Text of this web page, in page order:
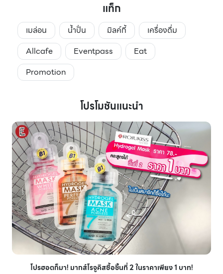
แท็ก
เมล่อน น้ำปั่น มิลค์กี้
เครื่องดื่ม
Allcafe
Eventpass
Eat
Promotion
โปรโมชันแนะนำ
โปรฮอตก็มา! มากส์โรจูคิสซื้อชิ้นที่ 2 ในราคาเพียง 1 บาท!